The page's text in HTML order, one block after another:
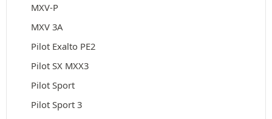
MXV-P
MXV 3A
Pilot Exalto PE2
Pilot SX MXX3
Pilot Sport
Pilot Sport 3